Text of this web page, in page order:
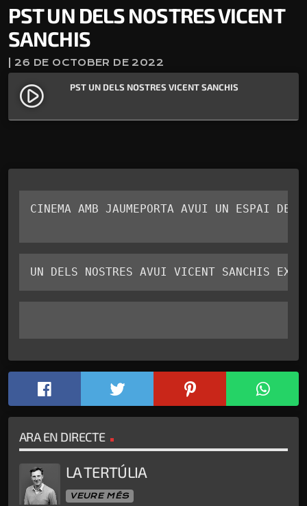
PST UN DELS NOSTRES VICENT
SANCHIS
| 26 DE OCTOBER DE 2022
play_circle_filled PST UN DELS NOSTRES VICENT SANCHIS
CINEMA AMB JAUMEPORTA AVUI UN ESPAI DE
UN DELS NOSTRES AVUI VICENT SANCHIS EX-
ARA EN DIRECTE
LA TERTÚLIA
VEURE MÉS